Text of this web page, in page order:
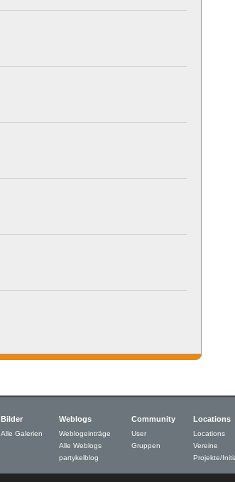
Bilder
Alle Galerien
Weblogs
Weblogeinträge
Alle Weblogs
partykelblog
Community
User
Gruppen
Locations
Locations
Vereine
Projekte/